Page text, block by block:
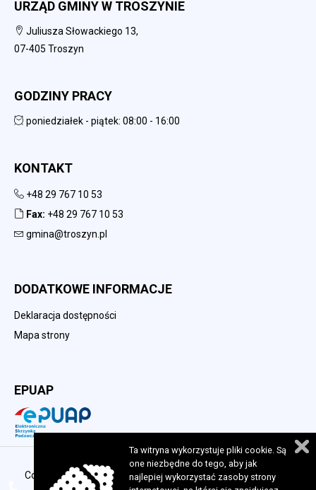
URZĄD GMINY W TROSZYNIE
Juliusza Słowackiego 13,
07-405 Troszyn
GODZINY PRACY
poniedziałek - piątek: 08:00 - 16:00
KONTAKT
+48 29 767 10 53
Fax: +48 29 767 10 53
gmina@troszyn.pl
DODATKOWE INFORMACJE
Deklaracja dostępności
Mapa strony
EPUAP
Copyright 2023 © Urząd Gminy w Troszynie. Wszelkie prawa
Ta witryna wykorzystuje pliki cookie. Są
one niezbędne do tego, aby jak
najlepiej wykorzystać zasoby strony